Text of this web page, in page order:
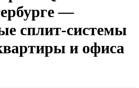
—
сплит-системы
и офиса